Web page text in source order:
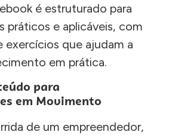
é estruturado para
práticos e aplicáveis, com
exercícios que ajudam a
em prática.
para
em Movimento
de um empreendedor,